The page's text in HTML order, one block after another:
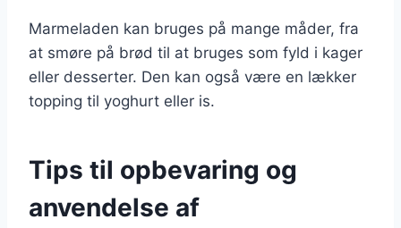
Marmeladen kan bruges på mange måder, fra
at smøre på brød til at bruges som fyld i kager
eller desserter. Den kan også være en lækker
topping til yoghurt eller is.
Tips til opbevaring og
anvendelse af